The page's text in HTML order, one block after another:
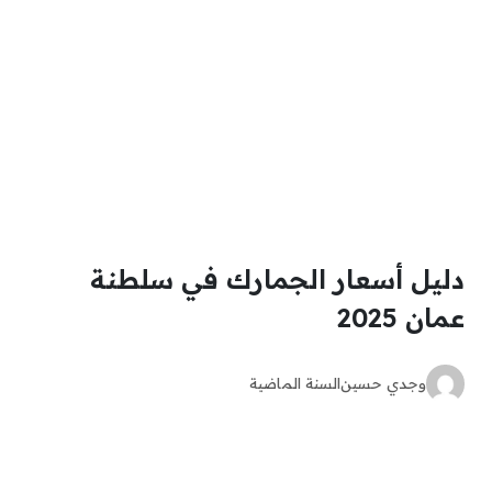
دليل أسعار الجمارك في سلطنة
عمان 2025
وجدي حسينالسنة الماضية